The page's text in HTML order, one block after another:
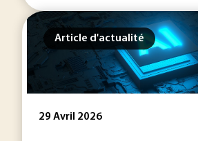
Article d'actualité
29 Avril 2026